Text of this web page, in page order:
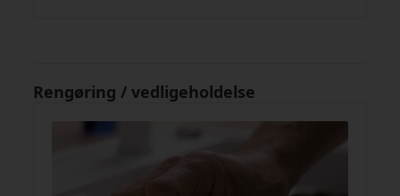
Rengøring / vedligeholdelse